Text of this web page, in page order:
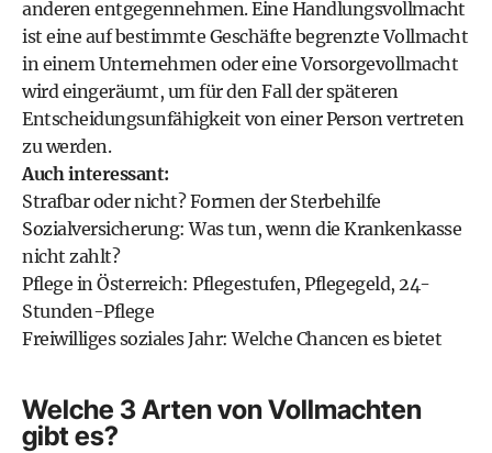
anderen entgegennehmen. Eine Handlungsvollmacht
ist eine auf bestimmte Geschäfte begrenzte Vollmacht
in einem Unternehmen oder eine Vorsorgevollmacht
wird eingeräumt, um für den Fall der späteren
Entscheidungsunfähigkeit von einer Person vertreten
zu werden.
Auch interessant:
Strafbar oder nicht? Formen der Sterbehilfe
Sozialversicherung: Was tun, wenn die Krankenkasse
nicht zahlt?
Pflege in Österreich: Pflegestufen, Pflegegeld, 24-
Stunden-Pflege
Freiwilliges soziales Jahr: Welche Chancen es bietet
Welche 3 Arten von Vollmachten
gibt es?